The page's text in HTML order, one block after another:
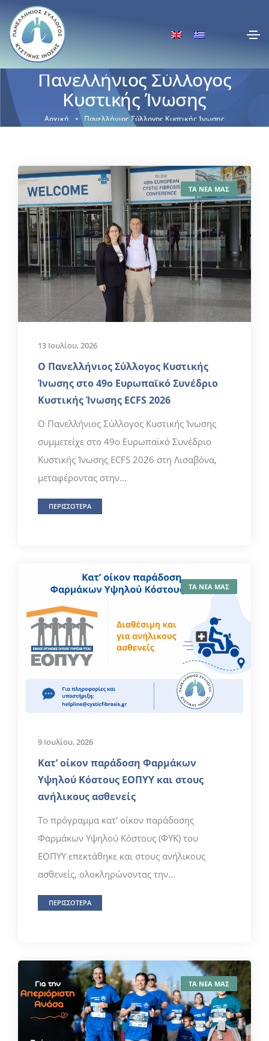
Πανελλήνιος Σύλλογος
Κυστικής Ίνωσης
Αρχική Πανελλήνιος Σύλλογος Κυστικής Ίνωσης
ΤΑ ΝΕΑ ΜΑΣ
13 Ιουλίου, 2026
Ο Πανελλήνιος Σύλλογος Κυστικής
Ίνωσης στο 49ο Ευρωπαϊκό Συνέδριο
Κυστικής Ίνωσης ECFS 2026
Ο Πανελλήνιος Σύλλογος Κυστικής Ίνωσης
συμμετείχε στο 49ο Ευρωπαϊκό Συνέδριο
Κυστικής Ίνωσης ECFS 2026 στη Λισαβόνα,
μεταφέροντας στην...
ΠΕΡΙΣΣΟΤΕΡΑ
ΤΑ ΝΕΑ ΜΑΣ
9 Ιουλίου, 2026
Κατ’ οίκον παράδοση Φαρμάκων
Υψηλού Κόστους ΕΟΠΥΥ και στους
ανήλικους ασθενείς
Το πρόγραμμα κατ' οίκον παράδοσης
Φαρμάκων Υψηλού Κόστους (ΦΥΚ) του
ΕΟΠΥΥ επεκτάθηκε και στους ανήλικους
ασθενείς, ολοκληρώνοντας την...
ΠΕΡΙΣΣΟΤΕΡΑ
ΤΑ ΝΕΑ ΜΑΣ